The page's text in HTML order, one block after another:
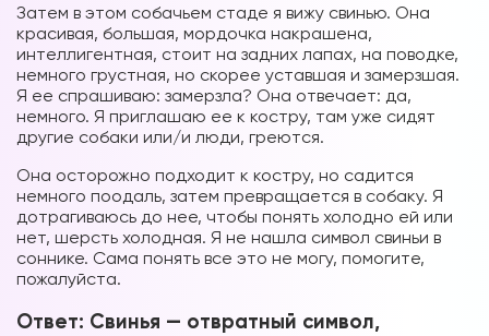
Затем в этом собачьем стаде я вижу свинью. Она
красивая, большая, мордочка накрашена,
интеллигентная, стоит на задних лапах, на поводке,
немного грустная, но скорее уставшая и замерзшая.
Я ее спрашиваю: замерзла? Она отвечает: да,
немного. Я приглашаю ее к костру, там уже сидят
другие собаки или/и люди, греются.
Она осторожно подходит к костру, но садится
немного поодаль, затем превращается в собаку. Я
дотрагиваюсь до нее, чтобы понять холодно ей или
нет, шерсть холодная. Я не нашла символ свиньи в
соннике. Сама понять все это не могу, помогите,
пожалуйста.
Ответ: Свинья — отвратный символ,